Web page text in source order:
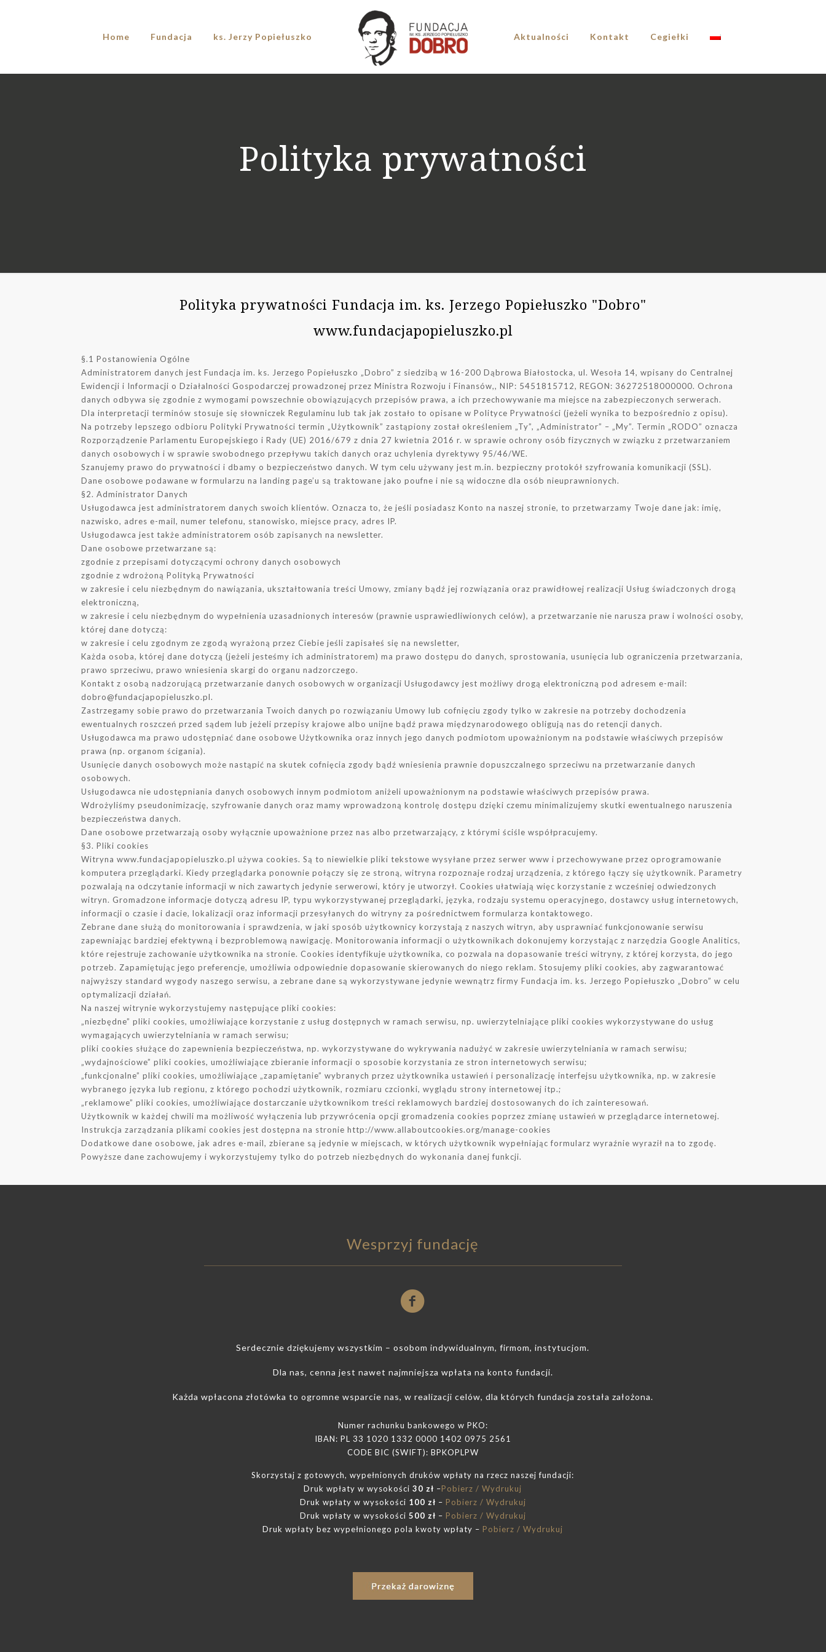
Home Fundacja ks. Jerzy Popiełuszko Aktualności Kontakt Cegiełki
Polityka prywatności
Polityka prywatności Fundacja im. ks. Jerzego Popiełuszko "Dobro"
www.fundacjapopieluszko.pl
§.1 Postanowienia Ogólne
Administratorem danych jest Fundacja im. ks. Jerzego Popiełuszko „Dobro” z siedzibą w 16-200 Dąbrowa Białostocka, ul. Wesoła 14, wpisany do Centralnej
Ewidencji i Informacji o Działalności Gospodarczej prowadzonej przez Ministra Rozwoju i Finansów,, NIP: 5451815712, REGON: 36272518000000. Ochrona
danych odbywa się zgodnie z wymogami powszechnie obowiązujących przepisów prawa, a ich przechowywanie ma miejsce na zabezpieczonych serwerach.
Dla interpretacji terminów stosuje się słowniczek Regulaminu lub tak jak zostało to opisane w Polityce Prywatności (jeżeli wynika to bezpośrednio z opisu).
Na potrzeby lepszego odbioru Polityki Prywatności termin „Użytkownik” zastąpiony został określeniem „Ty”, „Administrator” – „My”. Termin „RODO” oznacza
Rozporządzenie Parlamentu Europejskiego i Rady (UE) 2016/679 z dnia 27 kwietnia 2016 r. w sprawie ochrony osób fizycznych w związku z przetwarzaniem
danych osobowych i w sprawie swobodnego przepływu takich danych oraz uchylenia dyrektywy 95/46/WE.
Szanujemy prawo do prywatności i dbamy o bezpieczeństwo danych. W tym celu używany jest m.in. bezpieczny protokół szyfrowania komunikacji (SSL).
Dane osobowe podawane w formularzu na landing page’u są traktowane jako poufne i nie są widoczne dla osób nieuprawnionych.
§2. Administrator Danych
Usługodawca jest administratorem danych swoich klientów. Oznacza to, że jeśli posiadasz Konto na naszej stronie, to przetwarzamy Twoje dane jak: imię,
nazwisko, adres e-mail, numer telefonu, stanowisko, miejsce pracy, adres IP.
Usługodawca jest także administratorem osób zapisanych na newsletter.
Dane osobowe przetwarzane są:
zgodnie z przepisami dotyczącymi ochrony danych osobowych
zgodnie z wdrożoną Polityką Prywatności
w zakresie i celu niezbędnym do nawiązania, ukształtowania treści Umowy, zmiany bądź jej rozwiązania oraz prawidłowej realizacji Usług świadczonych drogą
elektroniczną,
w zakresie i celu niezbędnym do wypełnienia uzasadnionych interesów (prawnie usprawiedliwionych celów), a przetwarzanie nie narusza praw i wolności osoby,
której dane dotyczą:
w zakresie i celu zgodnym ze zgodą wyrażoną przez Ciebie jeśli zapisałeś się na newsletter,
Każda osoba, której dane dotyczą (jeżeli jesteśmy ich administratorem) ma prawo dostępu do danych, sprostowania, usunięcia lub ograniczenia przetwarzania,
prawo sprzeciwu, prawo wniesienia skargi do organu nadzorczego.
Kontakt z osobą nadzorującą przetwarzanie danych osobowych w organizacji Usługodawcy jest możliwy drogą elektroniczną pod adresem e-mail:
dobro@fundacjapopieluszko.pl.
Zastrzegamy sobie prawo do przetwarzania Twoich danych po rozwiązaniu Umowy lub cofnięciu zgody tylko w zakresie na potrzeby dochodzenia
ewentualnych roszczeń przed sądem lub jeżeli przepisy krajowe albo unijne bądź prawa międzynarodowego obligują nas do retencji danych.
Usługodawca ma prawo udostępniać dane osobowe Użytkownika oraz innych jego danych podmiotom upoważnionym na podstawie właściwych przepisów
prawa (np. organom ścigania).
Usunięcie danych osobowych może nastąpić na skutek cofnięcia zgody bądź wniesienia prawnie dopuszczalnego sprzeciwu na przetwarzanie danych
osobowych.
Usługodawca nie udostępniania danych osobowych innym podmiotom aniżeli upoważnionym na podstawie właściwych przepisów prawa.
Wdrożyliśmy pseudonimizację, szyfrowanie danych oraz mamy wprowadzoną kontrolę dostępu dzięki czemu minimalizujemy skutki ewentualnego naruszenia
bezpieczeństwa danych.
Dane osobowe przetwarzają osoby wyłącznie upoważnione przez nas albo przetwarzający, z którymi ściśle współpracujemy.
§3. Pliki cookies
Witryna www.fundacjapopieluszko.pl używa cookies. Są to niewielkie pliki tekstowe wysyłane przez serwer www i przechowywane przez oprogramowanie
komputera przeglądarki. Kiedy przeglądarka ponownie połączy się ze stroną, witryna rozpoznaje rodzaj urządzenia, z którego łączy się użytkownik. Parametry
pozwalają na odczytanie informacji w nich zawartych jedynie serwerowi, który je utworzył. Cookies ułatwiają więc korzystanie z wcześniej odwiedzonych
witryn. Gromadzone informacje dotyczą adresu IP, typu wykorzystywanej przeglądarki, języka, rodzaju systemu operacyjnego, dostawcy usług internetowych,
informacji o czasie i dacie, lokalizacji oraz informacji przesyłanych do witryny za pośrednictwem formularza kontaktowego.
Zebrane dane służą do monitorowania i sprawdzenia, w jaki sposób użytkownicy korzystają z naszych witryn, aby usprawniać funkcjonowanie serwisu
zapewniając bardziej efektywną i bezproblemową nawigację. Monitorowania informacji o użytkownikach dokonujemy korzystając z narzędzia Google Analitics,
które rejestruje zachowanie użytkownika na stronie. Cookies identyfikuje użytkownika, co pozwala na dopasowanie treści witryny, z której korzysta, do jego
potrzeb. Zapamiętując jego preferencje, umożliwia odpowiednie dopasowanie skierowanych do niego reklam. Stosujemy pliki cookies, aby zagwarantować
najwyższy standard wygody naszego serwisu, a zebrane dane są wykorzystywane jedynie wewnątrz firmy Fundacja im. ks. Jerzego Popiełuszko „Dobro” w celu
optymalizacji działań.
Na naszej witrynie wykorzystujemy następujące pliki cookies:
„niezbędne” pliki cookies, umożliwiające korzystanie z usług dostępnych w ramach serwisu, np. uwierzytelniające pliki cookies wykorzystywane do usług
wymagających uwierzytelniania w ramach serwisu;
pliki cookies służące do zapewnienia bezpieczeństwa, np. wykorzystywane do wykrywania nadużyć w zakresie uwierzytelniania w ramach serwisu;
„wydajnościowe” pliki cookies, umożliwiające zbieranie informacji o sposobie korzystania ze stron internetowych serwisu;
„funkcjonalne” pliki cookies, umożliwiające „zapamiętanie” wybranych przez użytkownika ustawień i personalizację interfejsu użytkownika, np. w zakresie
wybranego języka lub regionu, z którego pochodzi użytkownik, rozmiaru czcionki, wyglądu strony internetowej itp.;
„reklamowe” pliki cookies, umożliwiające dostarczanie użytkownikom treści reklamowych bardziej dostosowanych do ich zainteresowań.
Użytkownik w każdej chwili ma możliwość wyłączenia lub przywrócenia opcji gromadzenia cookies poprzez zmianę ustawień w przeglądarce internetowej.
Instrukcja zarządzania plikami cookies jest dostępna na stronie http://www.allaboutcookies.org/manage-cookies
Dodatkowe dane osobowe, jak adres e-mail, zbierane są jedynie w miejscach, w których użytkownik wypełniając formularz wyraźnie wyraził na to zgodę.
Powyższe dane zachowujemy i wykorzystujemy tylko do potrzeb niezbędnych do wykonania danej funkcji.
Wesprzyj fundację
Serdecznie dziękujemy wszystkim – osobom indywidualnym, firmom, instytucjom.
Dla nas, cenna jest nawet najmniejsza wpłata na konto fundacji.
Każda wpłacona złotówka to ogromne wsparcie nas, w realizacji celów, dla których fundacja została założona.
Numer rachunku bankowego w PKO:
IBAN: PL 33 1020 1332 0000 1402 0975 2561
CODE BIC (SWIFT): BPKOPLPW
Skorzystaj z gotowych, wypełnionych druków wpłaty na rzecz naszej fundacji:
Druk wpłaty w wysokości30 zł –Pobierz / Wydrukuj
Druk wpłaty w wysokości 100 zł – Pobierz / Wydrukuj
Druk wpłaty w wysokości 500 zł – Pobierz / Wydrukuj
Druk wpłaty bez wypełnionego pola kwoty wpłaty – Pobierz / Wydrukuj